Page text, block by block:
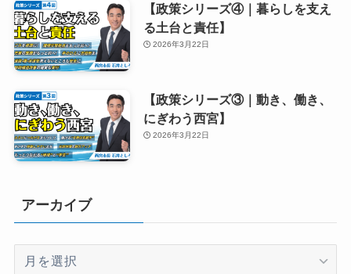
【政策シリーズ④｜暮らしを支え
る土台と責任】
2026年3月22日
【政策シリーズ③｜動き、働き、
にぎわう西宮】
2026年3月22日
アーカイブ